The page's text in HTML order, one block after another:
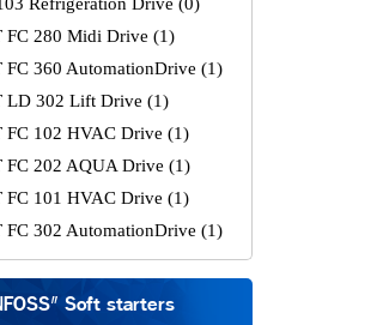
FC 280 Midi Drive (1)
FC 360 AutomationDrive (1)
LD 302 Lift Drive (1)
FC 102 HVAC Drive (1)
FC 202 AQUA Drive (1)
FC 101 HVAC Drive (1)
FC 302 AutomationDrive (1)
Soft starters